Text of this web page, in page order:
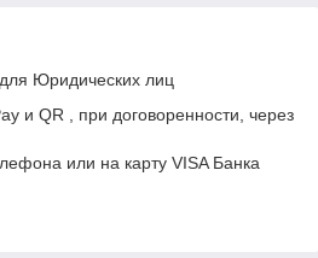
Юридических лиц
и QR , при договоренности, через
или на карту VISA Банка